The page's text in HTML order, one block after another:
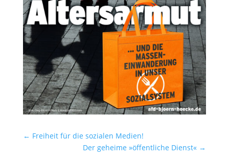
← Freiheit für die sozialen Medien!
Der geheime »öffentliche Dienst« →